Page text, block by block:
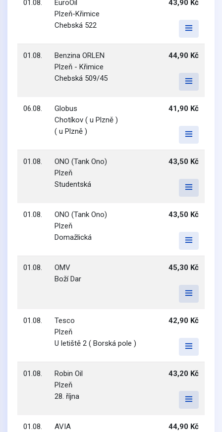
01.08.
EuroOil
Plzeň-Křimice
Chebská 522
43,90 Kč
01.08.
Benzina ORLEN
Plzeň - Křimice
Chebská 509/45
44,90 Kč
06.08.
Globus
Chotíkov ( u Plzně )
( u Plzně )
41,90 Kč
01.08.
ONO (Tank Ono)
Plzeň
Studentská
43,50 Kč
01.08.
ONO (Tank Ono)
Plzeň
Domažlická
43,50 Kč
01.08.
OMV
Boží Dar
45,30 Kč
01.08.
Tesco
Plzeň
U letiště 2 ( Borská pole )
42,90 Kč
01.08.
Robin Oil
Plzeň
28. října
43,20 Kč
01.08.
AVIA
44,90 Kč